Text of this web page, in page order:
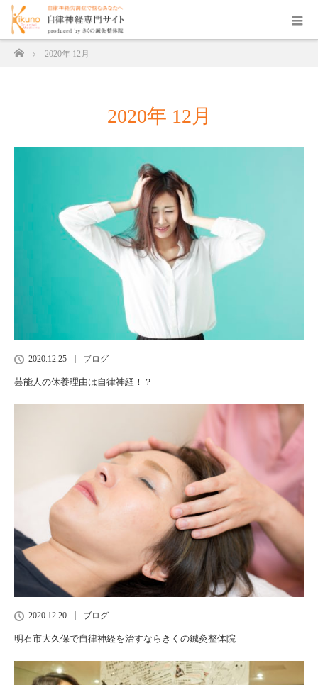
ホーム2020年 12月
2020年 12月
2020.12.25 ブログ
芸能人の休養理由は自律神経！？
2020.12.20 ブログ
明石市大久保で自律神経を治すならきくの鍼灸整体院